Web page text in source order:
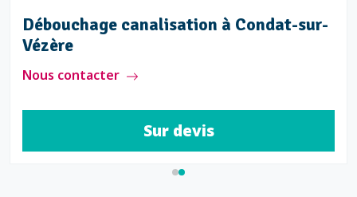
Débouchage canalisation à Condat-sur-
Vézère
Nous contacter
Sur devis